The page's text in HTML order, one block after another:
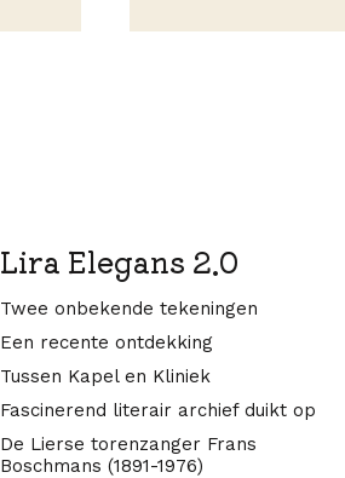
Lira Elegans 2.0
Twee onbekende tekeningen
Een recente ontdekking
Tussen Kapel en Kliniek
Fascinerend literair archief duikt op
De Lierse torenzanger Frans
Boschmans (1891-1976)